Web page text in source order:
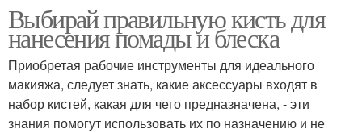
Советы по нанесению Раны на коже
Выбирай правильную кисть для
нанесения помады и блеска
Приобретая рабочие инструменты для идеального
макияжа, следует знать, какие аксессуары входят в
набор кистей, какая для чего предназначена, - эти
знания помогут использовать их по назначению и не